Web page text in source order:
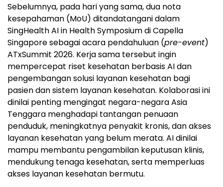
Sebelumnya, pada hari yang sama, dua nota
kesepahaman (MoU) ditandatangani dalam
SingHealth AI in Health Symposium di Capella
Singapore sebagai acara pendahuluan (pre-event)
ATxSummit 2026. Kerja sama tersebut ingin
mempercepat riset kesehatan berbasis AI dan
pengembangan solusi layanan kesehatan bagi
pasien dan sistem layanan kesehatan. Kolaborasi ini
dinilai penting mengingat negara-negara Asia
Tenggara menghadapi tantangan penuaan
penduduk, meningkatnya penyakit kronis, dan akses
layanan kesehatan yang belum merata. AI dinilai
mampu membantu pengambilan keputusan klinis,
mendukung tenaga kesehatan, serta memperluas
akses layanan kesehatan bermutu.